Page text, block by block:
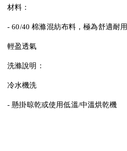
材料：
- 60/40 棉滌混紡布料，極為舒適耐用
輕盈透氣
洗滌說明：
冷水機洗
- 懸掛晾乾或使用低溫/中溫烘乾機